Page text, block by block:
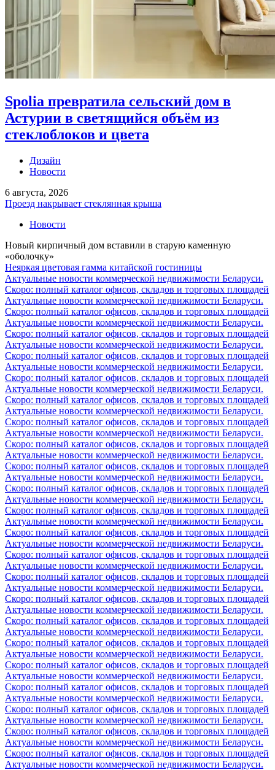
Spolia превратила сельский дом в
Астурии в светящийся объём из
стеклоблоков и цвета
Дизайн
Новости
6 августа, 2026
Проезд накрывает стеклянная крыша
Новости
Новый кирпичный дом вставили в старую каменную
«оболочку»
Неяркая цветовая гамма китайской гостиницы
Актуальные новости коммерческой недвижимости Беларуси.
Скоро: полный каталог офисов, складов и торговых площадей
Актуальные новости коммерческой недвижимости Беларуси.
Скоро: полный каталог офисов, складов и торговых площадей
Актуальные новости коммерческой недвижимости Беларуси.
Скоро: полный каталог офисов, складов и торговых площадей
Актуальные новости коммерческой недвижимости Беларуси.
Скоро: полный каталог офисов, складов и торговых площадей
Актуальные новости коммерческой недвижимости Беларуси.
Скоро: полный каталог офисов, складов и торговых площадей
Актуальные новости коммерческой недвижимости Беларуси.
Скоро: полный каталог офисов, складов и торговых площадей
Актуальные новости коммерческой недвижимости Беларуси.
Скоро: полный каталог офисов, складов и торговых площадей
Актуальные новости коммерческой недвижимости Беларуси.
Скоро: полный каталог офисов, складов и торговых площадей
Актуальные новости коммерческой недвижимости Беларуси.
Скоро: полный каталог офисов, складов и торговых площадей
Актуальные новости коммерческой недвижимости Беларуси.
Скоро: полный каталог офисов, складов и торговых площадей
Актуальные новости коммерческой недвижимости Беларуси.
Скоро: полный каталог офисов, складов и торговых площадей
Актуальные новости коммерческой недвижимости Беларуси.
Скоро: полный каталог офисов, складов и торговых площадей
Актуальные новости коммерческой недвижимости Беларуси.
Скоро: полный каталог офисов, складов и торговых площадей
Актуальные новости коммерческой недвижимости Беларуси.
Скоро: полный каталог офисов, складов и торговых площадей
Актуальные новости коммерческой недвижимости Беларуси.
Скоро: полный каталог офисов, складов и торговых площадей
Актуальные новости коммерческой недвижимости Беларуси.
Скоро: полный каталог офисов, складов и торговых площадей
Актуальные новости коммерческой недвижимости Беларуси.
Скоро: полный каталог офисов, складов и торговых площадей
Актуальные новости коммерческой недвижимости Беларуси.
Скоро: полный каталог офисов, складов и торговых площадей
Актуальные новости коммерческой недвижимости Беларуси.
Скоро: полный каталог офисов, складов и торговых площадей
Актуальные новости коммерческой недвижимости Беларуси.
Скоро: полный каталог офисов, складов и торговых площадей
Актуальные новости коммерческой недвижимости Беларуси.
Скоро: полный каталог офисов, складов и торговых площадей
Актуальные новости коммерческой недвижимости Беларуси.
Скоро: полный каталог офисов, складов и торговых площадей
Актуальные новости коммерческой недвижимости Беларуси.